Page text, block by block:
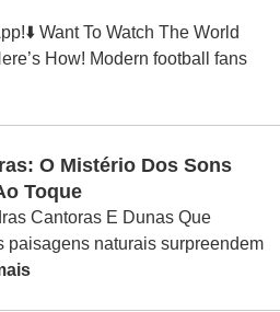
Want To Watch The World
How! Modern football fans
O Mistério Dos Sons
Toque
Cantoras E Dunas Que
paisagens naturais surpreendem